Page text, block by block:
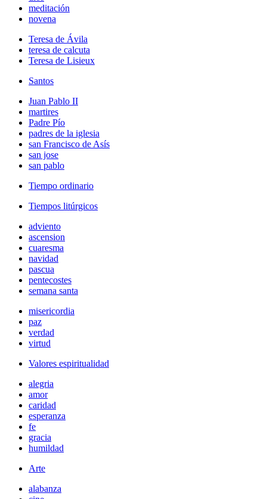
meditación
novena
Teresa de Ávila
teresa de calcuta
Teresa de Lisieux
Santos
Juan Pablo II
martires
Padre Pío
padres de la iglesia
san Francisco de Asís
san jose
san pablo
Tiempo ordinario
Tiempos litúrgicos
adviento
ascension
cuaresma
navidad
pascua
pentecostes
semana santa
misericordia
paz
verdad
virtud
Valores espiritualidad
alegria
amor
caridad
esperanza
fe
gracia
humildad
Arte
alabanza